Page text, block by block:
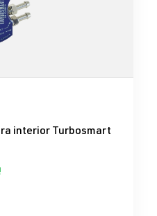
5 estrellas
interior Turbosmart